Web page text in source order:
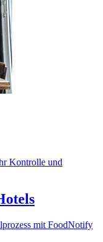
Kontrolle und
mit FoodNotify